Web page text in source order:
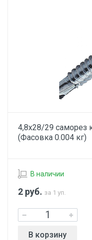
4,8х28/29
(Фасовка 0.004 кг)
В наличии
2 руб. за 1 уп.
В корзину